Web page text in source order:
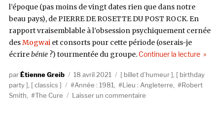
l’époque (pas moins de vingt dates rien que dans notre
beau pays), de PIERRE DE ROSETTE DU POST ROCK. En
rapport vraisemblable à l’obsession psychiquement cernée
desMogwai et consorts pour cette période (oserais-je
écrirebénie?) tourmentée du groupe. Continuer la lecturede «
AuteurÉtienne Greib
Publié
le
18 avril 2021 Catégories
billet d’humeur
birthday
party
classics Étiquettes
Année : 1981 Lieu : Angleterre
Robert
Smith
The Cure Laisser un commentaire